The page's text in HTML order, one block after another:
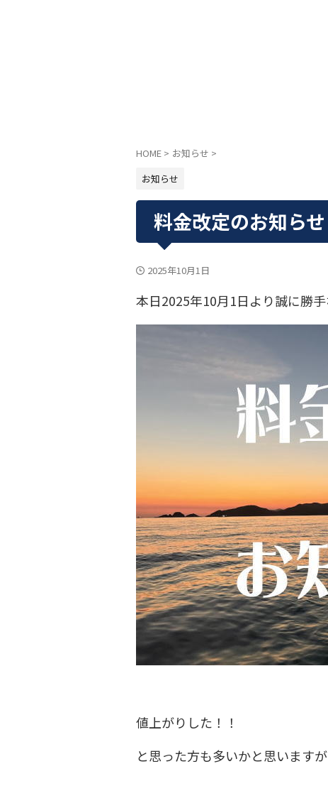
HOME > お知らせ >
お知らせ
料金改定のお知らせ
2025年10月1日
本日2025年10月1日より誠に勝
値上がりした！！
と思った方も多いかと思います